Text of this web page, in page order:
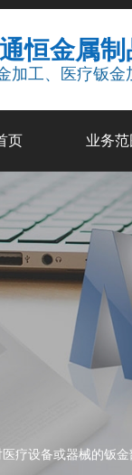
恒金属制
加工、医疗钣
页 业务范
疗设备或器械的钣